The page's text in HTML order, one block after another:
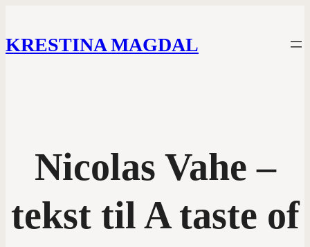
KRESTINA MAGDAL
Nicolas Vahe –
tekst til A taste of